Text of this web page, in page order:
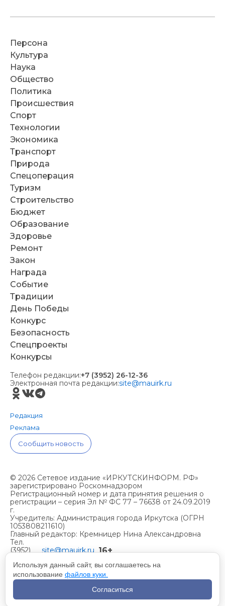
Персона
Культура
Наука
Общество
Политика
Происшествия
Спорт
Технологии
Экономика
Транспорт
Природа
Спецоперация
Туризм
Строительство
Бюджет
Образование
Здоровье
Ремонт
Закон
Награда
Событие
Традиции
День Победы
Конкурс
Безопасность
Спецпроекты
Конкурсы
Телефон редакции:+7 (3952) 26-12-36
Электронная почта редакции:site@mauirk.ru
Редакция
Реклама
Сообщить новость
© 2026 Сетевое издание «ИРКУТСКИНФОРМ. РФ»
зарегистрировано Роскомнадзором
Регистрационный номер и дата принятия решения о
регистрации – серия Эл № ФС 77 – 76638 от 24.09.2019
г.
Учредитель: Администрация города Иркутска (ОГРН
1053808211610)
Главный редактор: Кремницер Нина Александровна
Тел.
(3952)
site@mauirk.ru 16+
Учетная политика организации
Политика конфиденциальности
Используя данный сайт, вы соглашаетесь на
использование файлов куки.
Согласиться